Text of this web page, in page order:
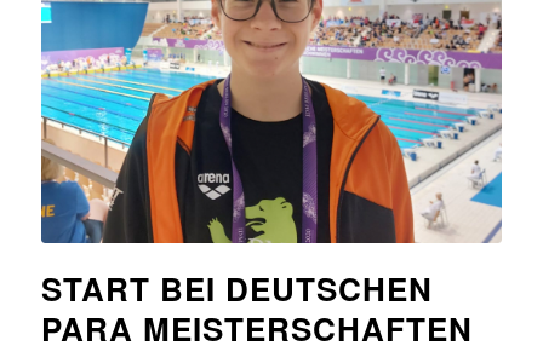
START BEI DEUTSCHEN
PARA MEISTERSCHAFTEN